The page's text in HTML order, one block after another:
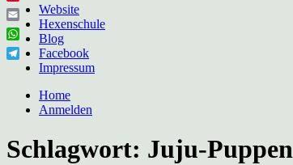
Website
Hexenschule
Blog
Facebook
Impressum
Home
Anmelden
Schlagwort: Juju-Puppen
Pinterest
Email
WhatsApp
Telegram